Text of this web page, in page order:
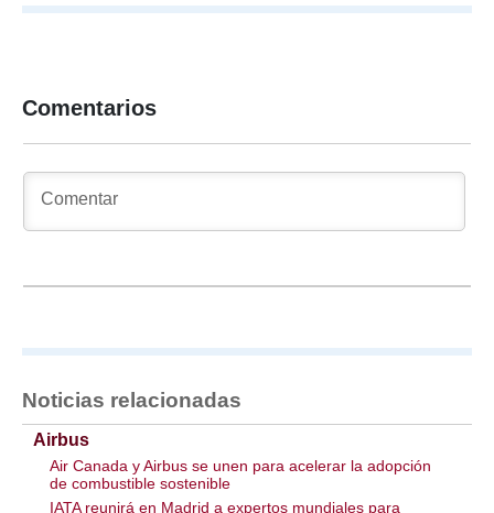
Comentarios
Noticias relacionadas
Airbus
Air Canada y Airbus se unen para acelerar la adopción
de combustible sostenible
IATA reunirá en Madrid a expertos mundiales para